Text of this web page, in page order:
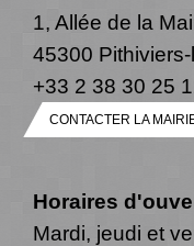
1, Allée de la
45300
+33 2 38 30 25
CONTACTER LA
Horaires
Mardi, jeudi et